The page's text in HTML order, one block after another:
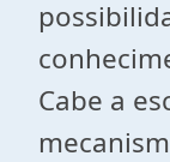
Cabe a